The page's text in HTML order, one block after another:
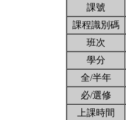
課號
課程識別碼
班次
學分
全/半年
必/選修
上課時間